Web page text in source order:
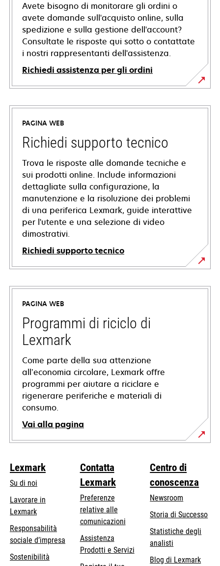
Avete bisogno di monitorare gli ordini o
avete domande sull'acquisto online, sulla
spedizione e sulla gestione dell'account?
Consultate le risposte qui sotto o contattate
i nostri rappresentanti dell'assistenza.
Richiedi assistenza per gli ordini
PAGINA WEB
Richiedi supporto tecnico
Trova le risposte alle domande tecniche e
sui prodotti online. Include informazioni
dettagliate sulla configurazione, la
manutenzione e la risoluzione dei problemi
di una periferica Lexmark, guide interattive
per l'utente e una selezione di video
dimostrativi.
Richiedi supporto tecnico
si
apre
una
nuova
scheda
PAGINA WEB
Programmi di riciclo di
Lexmark
Come parte della sua attenzione
all’economia circolare, Lexmark offre
programmi per aiutare a riciclare e
rigenerare periferiche e materiali di
consumo.
Vai alla pagina
Lexmark
Su di noi
Lavorare in
Lexmark
Responsabilità
sociale d’impresa
Sostenibilità
Contatta
Lexmark
Preferenze
relative alle
comunicazioni
Assistenza
Prodotti e Servizi
Centro di
conoscenza
Newsroom
Storia di Successo
Statistiche degli
analisti
Blog di Lexmark